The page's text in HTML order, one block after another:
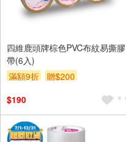
四維鹿頭牌棕色PVC布紋易撕膠
帶(6入)
滿額9折
贈$200
$190